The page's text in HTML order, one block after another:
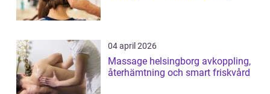
04 april 2026
Massage helsingborg avkoppling,
återhämtning och smart friskvård